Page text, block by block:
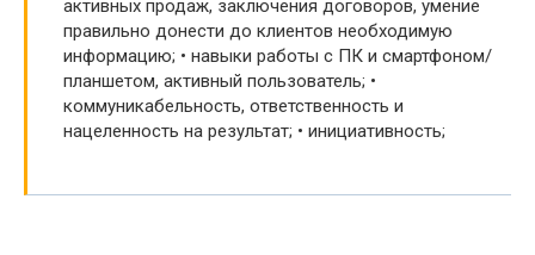
активных продаж, заключения договоров, умение
правильно донести до клиентов необходимую
информацию; • навыки работы с ПК и смартфоном/
планшетом, активный пользователь; •
коммуникабельность, ответственность и
нацеленность на результат; • инициативность;